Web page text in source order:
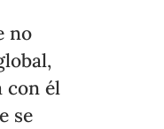
no
con él
se